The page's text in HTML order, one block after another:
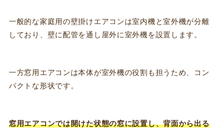
一般的な家庭用の壁掛けエアコンは室内機と室外機が分離
しており、壁に配管を通し屋外に室外機を設置します。
一方窓用エアコンは本体が室外機の役割も担うため、コン
パクトな形状です。
窓用エアコンでは開けた状態の窓に設置し、背面から出る